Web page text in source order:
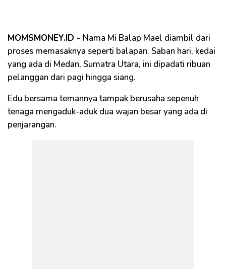
MOMSMONEY.ID - Nama Mi Balap Mael diambil dari
proses memasaknya seperti balapan. Saban hari, kedai
yang ada di Medan, Sumatra Utara, ini dipadati ribuan
pelanggan dari pagi hingga siang.
Edu bersama temannya tampak berusaha sepenuh
tenaga mengaduk-aduk dua wajan besar yang ada di
penjarangan.